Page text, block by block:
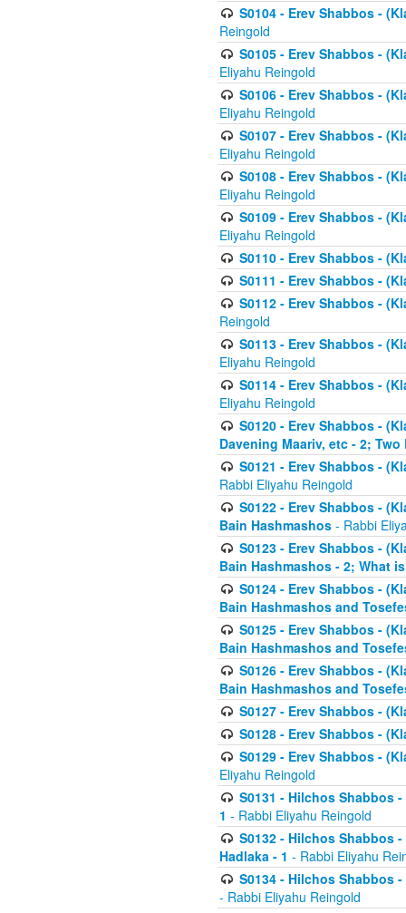
S0104 - Erev Shabbos -
Reingold
S0105 - Erev Shabbos -
Eliyahu Reingold
S0106 - Erev Shabbos -
Eliyahu Reingold
S0107 - Erev Shabbos -
Eliyahu Reingold
S0108 - Erev Shabbos -
Eliyahu Reingold
S0109 - Erev Shabbos -
Eliyahu Reingold
S0110 - Erev Shabbos -
S0111 - Erev Shabbos -
S0112 - Erev Shabbos -
Reingold
S0113 - Erev Shabbos -
Eliyahu Reingold
S0114 - Erev Shabbos -
Eliyahu Reingold
S0120 - Erev Shabbos -
Davening Maariv, etc - 2;
S0121 - Erev Shabbos -
Rabbi Eliyahu Reingold
S0122 - Erev Shabbos -
Bain Hashmashos - Rabbi
S0123 - Erev Shabbos -
Bain Hashmashos - 2; What
S0124 - Erev Shabbos -
Bain Hashmashos and
S0125 - Erev Shabbos -
Bain Hashmashos and
S0126 - Erev Shabbos -
Bain Hashmashos and
S0127 - Erev Shabbos -
S0128 - Erev Shabbos -
S0129 - Erev Shabbos -
Eliyahu Reingold
S0131 - Hilchos Shabbos
1 - Rabbi Eliyahu Reingold
S0132 - Hilchos Shabbos
Hadlaka - 1 - Rabbi Eliyahu
S0134 - Hilchos Shabbos
- Rabbi Eliyahu Reingold